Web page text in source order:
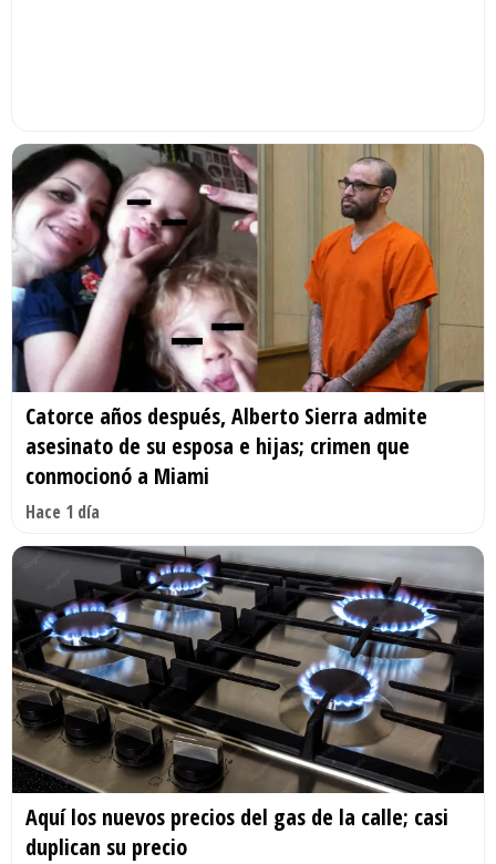
Catorce años después, Alberto Sierra admite
asesinato de su esposa e hijas; crimen que
conmocionó a Miami
Hace 1 día
Aquí los nuevos precios del gas de la calle; casi
duplican su precio